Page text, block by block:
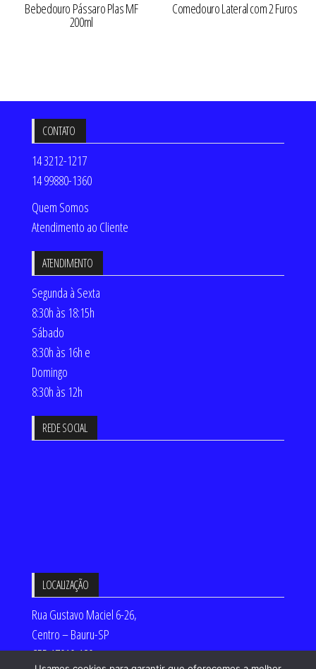
Bebedouro Pássaro Plas MF
200ml
Comedouro Lateral com 2 Furos
CONTATO
14 3212-1217
14 99880-1360
Quem Somos
Atendimento ao Cliente
ATENDIMENTO
Segunda à Sexta
8:30h às 18:15h
Sábado
8:30h às 16h e
Domingo
8:30h às 12h
REDE SOCIAL
LOCALIZAÇÃO
Rua Gustavo Maciel 6-26,
Centro – Bauru-SP
CEP 17010-180